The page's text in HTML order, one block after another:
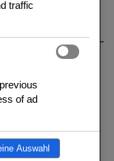
Zucker) mindestens
Pfanne (20cm)
fuer
. Beiseite
-saft in einer grossen
viermal falten (zu
traffic
of ad
Auswahl